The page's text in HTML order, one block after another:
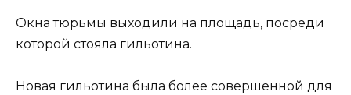
Окна тюрьмы выходили на площадь, посреди
которой стояла гильотина.
Новая гильотина была более совершенной для